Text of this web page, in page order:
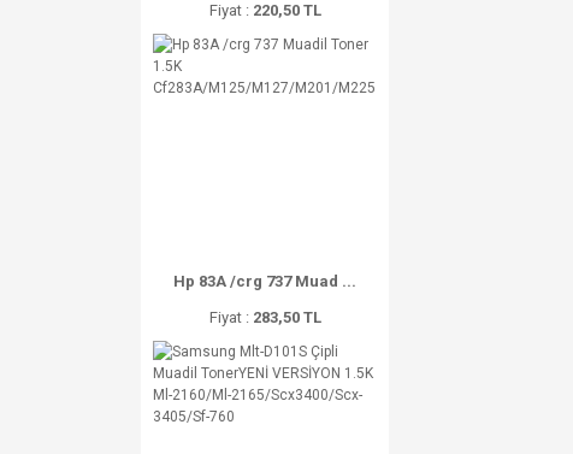
Fiyat : 220,50 TL
Hp 83A /crg 737 Muad ...
Fiyat : 283,50 TL